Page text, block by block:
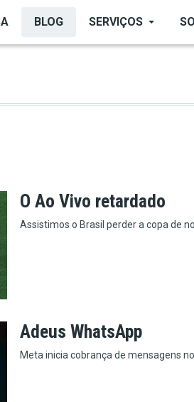
BLOG SERVIÇOS
O Ao Vivo retardado
Assistimos o Brasil perder a copa de
Adeus WhatsApp
Meta inicia cobrança de mensagens